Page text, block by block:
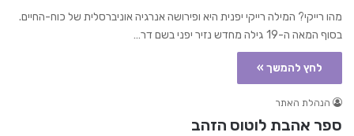
מהו רייקי? המילה רייקי יפנית היא ופירושה אנרגיה אוניברסלית של כוח-החיים.
בסוף המאה ה-19 גילה מחדש נזיר יפני בשם דר…
לחץ להמשך »
הנהלת האתר
ספר אהבת לוטוס הזהב